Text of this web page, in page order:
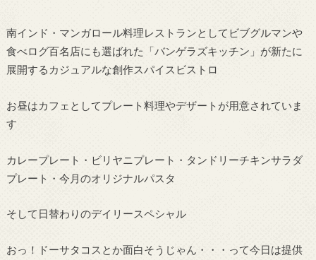
南インド・マンガロール料理レストランとしてビブグルマンや
食べログ百名店にも選ばれた「バンゲラズキッチン」が新たに
展開するカジュアルな創作スパイスビストロ
お昼はカフェとしてプレート料理やデザートが用意されていま
す
カレープレート・ビリヤニプレート・タンドリーチキンサラダ
プレート・今月のオリジナルパスタ
そして日替わりのデイリースペシャル
おっ！ドーサタコスとか面白そうじゃん・・・って今日は提供